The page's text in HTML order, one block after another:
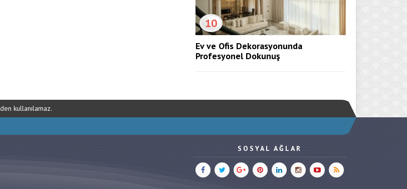
10
Ev ve Ofis Dekorasyonunda
Profesyonel Dokunuş
kullanılamaz.
SOSYAL AĞLAR